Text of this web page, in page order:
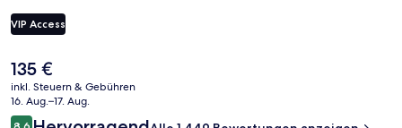
Außerdem ist Folgendes mit dem Auto nur 5 Minuten entfernt:
National Mall und Smithsonian Institution. Das hilfsbereite Personal
Die Unterkunft ist nur einen kurzen Fußmarsch von den öffentlichen
Verkehrsmitteln entfernt: Zur U-Bahn (Station Foggy Bottom) sind
es 4 Minuten.
VIP Access
Der
aktuelle
Preis
beträgt
135 €
inkl. Steuern & Gebühren
16. Aug.–17. Aug.
Bewertungen